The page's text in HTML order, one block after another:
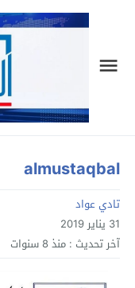
almustaqbal
تادي عواد
31 يناير 2019
آخر تحديث : منذ 8 سنوات